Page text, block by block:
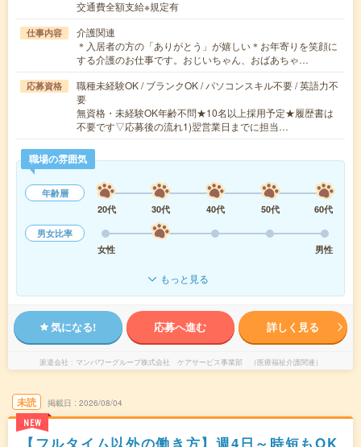
交通費全額支給※規定有
仕事内容
介護関連
＊入居者の方の「ありがとう」が嬉しい＊お年寄りを笑顔に
する介護のお仕事です。おじいちゃん、おばあちゃ…
応募資格
職種未経験OK / ブランクOK / パソコンスキル不要 / 英語力不
要
無資格・未経験OK年齢不問★10名以上採用予定★履歴書は
不要です▽応募後の流れ1)翌営業日までに担当…
職場の雰囲気
年齢層
20代
30代 40代 50代
60代
男女比率
女性
男性
もっと見る
気になる! 応募へ進む 詳しく見る
派遣会社 マンパワーグループ株式会社 ケアサービス事業部 （医療福祉介護関連）
未読
NEW
掲載日 2026/08/04
【フルタイム以外の働き方】週4日～時短もOK